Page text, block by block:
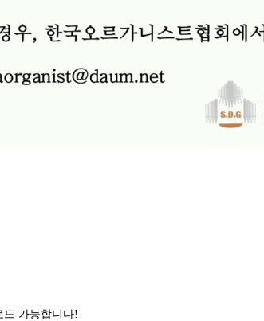
드 가능합니다!